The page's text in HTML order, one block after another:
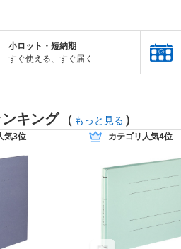
小ロット・短納期
すぐ使える、すぐ届く
キング ( もっと見る )
気3位 カテゴリ人気4位